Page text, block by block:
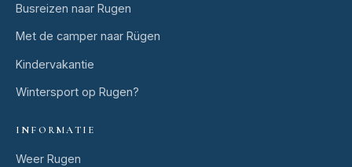
Busreizen naar Rugen
Met de camper naar Rügen
Kindervakantie
Wintersport op Rugen?
INFORMATIE
Weer Rugen